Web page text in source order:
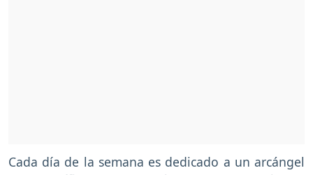
Cada día de la semana es dedicado a un arcángel